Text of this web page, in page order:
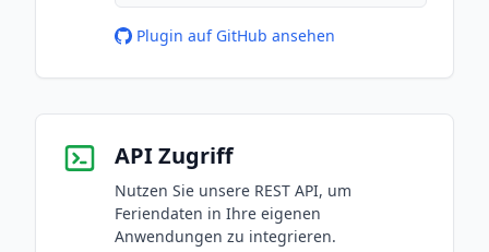
Plugin auf GitHub ansehen
API Zugriff
Nutzen Sie unsere REST API, um
Feriendaten in Ihre eigenen
Anwendungen zu integrieren.